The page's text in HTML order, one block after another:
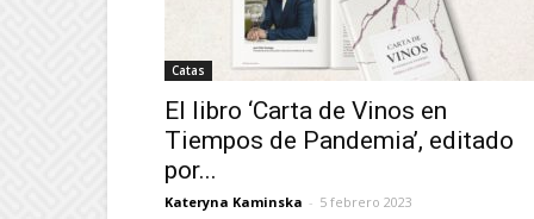
Catas
El libro ‘Carta de Vinos en
Tiempos de Pandemia’, editado
por...
Kateryna Kaminska - 5 febrero 2023